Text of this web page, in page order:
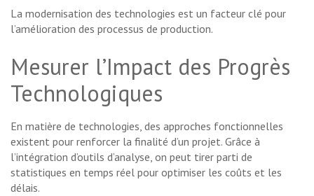
La modernisation des technologies est un facteur clé pour
l’amélioration des processus de production.
Mesurer l’Impact des Progrès
Technologiques
En matière de technologies, des approches fonctionnelles
existent pour renforcer la finalité d’un projet. Grâce à
l’intégration d’outils d’analyse, on peut tirer parti de
statistiques en temps réel pour optimiser les coûts et les
délais.